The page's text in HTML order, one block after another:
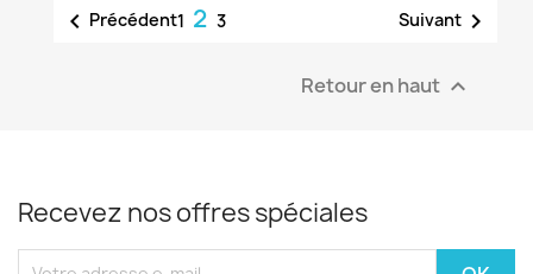
 Précédent1 2 3 Suivant 
Retour en haut 
Recevez nos offres spéciales